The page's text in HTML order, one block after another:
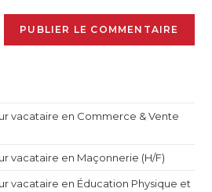
vacataire en Commerce & Vente
vacataire en Maçonnerie (H/F)
vacataire en Éducation Physique et